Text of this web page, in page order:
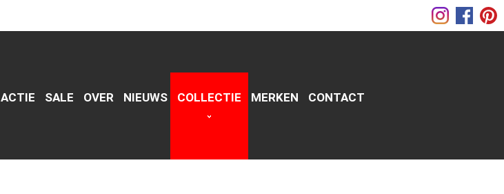
ACTIE SALE OVER NIEUWS COLLECTIE MERKEN CONTACT